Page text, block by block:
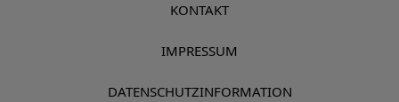
KONTAKT
IMPRESSUM
DATENSCHUTZINFORMATION